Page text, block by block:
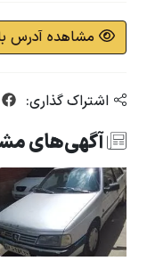
مشاهده آدرس
اشتراک گذاری:
آگهی‌های